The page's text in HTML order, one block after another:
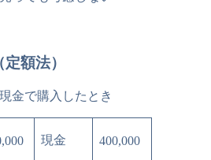
額法）
金で購入したとき
現金 400,000